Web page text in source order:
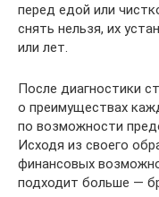
перед едой или
снять нельзя, их
или лет.
После диагностики
о преимуществах
по возможности
Исходя из своего
финансовых
подходит больше —